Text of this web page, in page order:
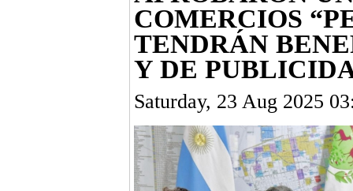
COMERCIOS
TENDRÁN
Y DE
Saturday, 23 Aug 2025